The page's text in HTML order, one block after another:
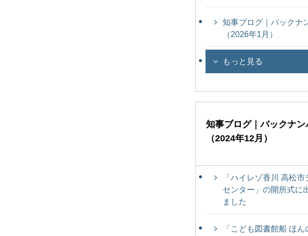
知事ブログ｜バックナ
（2026年1月）
もっと見る
知事ブログ｜バックナン
（2024年12月）
「ハイレゾ香川 高松市
センター」の開所式に
ました
「こども図書館船 ほん